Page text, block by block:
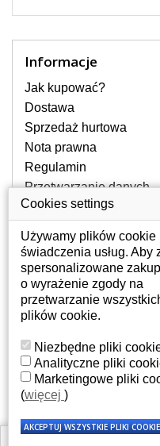
z nim z jak
zaliczyć
rozbity lub
pojawiające się
ekran, migotanie
jasność ekranu.
W
JAK WYBRAĆ
DO LAPTOPA
Odpowiedni
konkretnego
oznaczenie
na spodzie laptopa
również
pęknięty ekran
Informacje
Jak kupować?
Dostawa
Sprzedaż hurtowa
Nota prawna
Regulamin
Przetwarzanie danych
osobowych
Gdzie nas znajdziesz
Twoje konto
Twoje konto
Dane osobowe
Adresy
Historia zamówień
Cookies settings
Używamy plików cookie
świadczenia usług. Aby
spersonalizowane
o wyrażenie zgody na
przetwarzanie
plików cookie.
Niezbędne pliki
Analityczne pliki
Marketingowe pliki
(więcej )